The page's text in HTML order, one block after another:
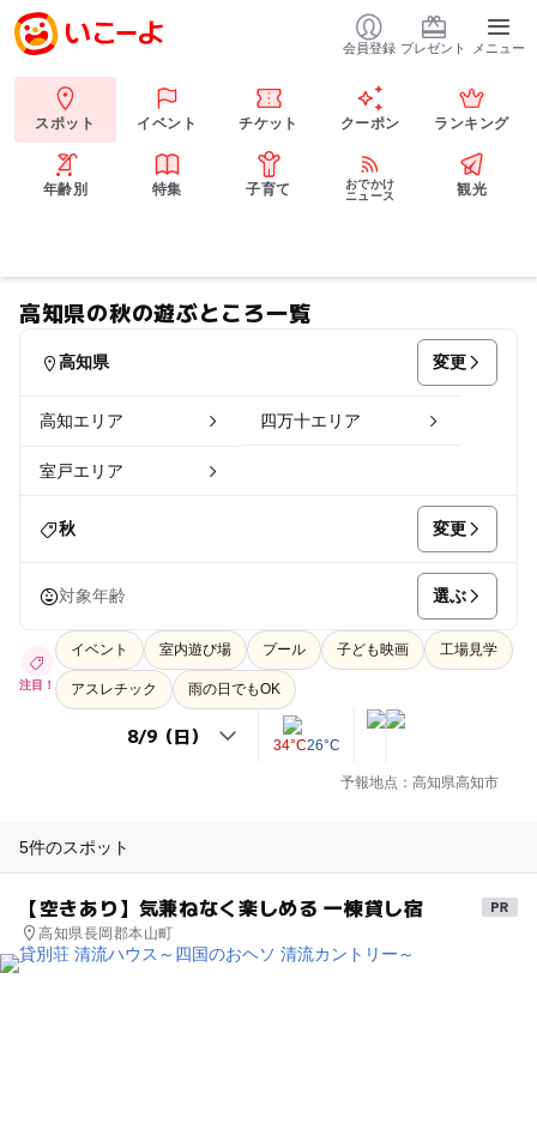
会員登録 プレゼント メニュー
スポット イベント チケット クーポン ランキング
年齢別 特集 子育て
おでかけ
ニュース
観光
高知県の秋の遊ぶところ一覧
高知県 変更
高知エリア 四万十エリア
室戸エリア
秋 変更
対象年齢 選ぶ
注目！
イベント 室内遊び場 プール 子ども映画 工場見学
アスレチック 雨の日でもOK
34°C26°C
予報地点：高知県高知市
5件のスポット
【空きあり】気兼ねなく楽しめる 一棟貸し宿
高知県長岡郡本山町